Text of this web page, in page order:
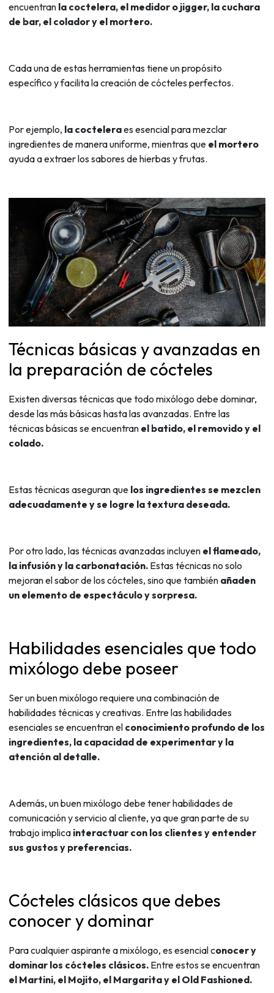
encuentran la coctelera, el medidor o jigger, la cuchara
de bar, el colador y el mortero.
Cada una de estas herramientas tiene un propósito
específico y facilita la creación de cócteles perfectos.
Por ejemplo, la cocteleraes esencial para mezclar
ingredientes de manera uniforme, mientras que el mortero
ayuda a extraer los sabores de hierbas y frutas.
Técnicas básicas y avanzadas en
la preparación de cócteles
Existen diversas técnicas que todo mixólogo debe dominar,
desde las más básicas hasta las avanzadas. Entre las
técnicas básicas se encuentran el batido, el removido y el
colado.
Estas técnicas aseguran que los ingredientes se mezclen
adecuadamente y se logre la textura deseada.
Por otro lado, las técnicas avanzadas incluyen el flameado,
la infusión y la carbonatación. Estas técnicas no solo
mejoran el sabor de los cócteles, sino que también añaden
un elemento de espectáculo y sorpresa.
Habilidades esenciales que todo
mixólogo debe poseer
Ser un buen mixólogo requiere una combinación de
habilidades técnicas y creativas. Entre las habilidades
esenciales se encuentran el conocimiento profundo de los
ingredientes, la capacidad de experimentar y la
atención al detalle.
Además, un buen mixólogo debe tener habilidades de
comunicación y servicio al cliente, ya que gran parte de su
trabajo implica interactuar con los clientes y entender
sus gustos y preferencias.
Cócteles clásicos que debes
conocer y dominar
Para cualquier aspirante a mixólogo, es esencial conocer y
dominar los cócteles clásicos. Entre estos se encuentran
el Martini, el Mojito, el Margarita y el Old Fashioned.